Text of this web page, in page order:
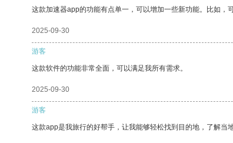
这款加速器app的功能有点单一，可以增加一些新功能。比如，
2025-09-30
游客
这款软件的功能非常全面，可以满足我所有需求。
2025-09-30
游客
这款app是我旅行的好帮手，让我能够轻松找到目的地，了解当